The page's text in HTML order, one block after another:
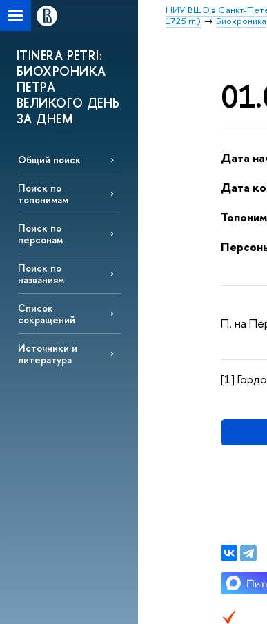
НИУ ВШЭ в Санкт-
1725 гг.)
Биохроника
ITINERA PETRI:
БИОХРОНИКА
ПЕТРА
ВЕЛИКОГО ДЕНЬ
ЗА ДНЕМ
Общий поиск
Поиск по
топонимам
Поиск по
персонам
Поиск по
названиям
Список
сокращений
Источники и
литература
Дата
Дата
П. на
[1]